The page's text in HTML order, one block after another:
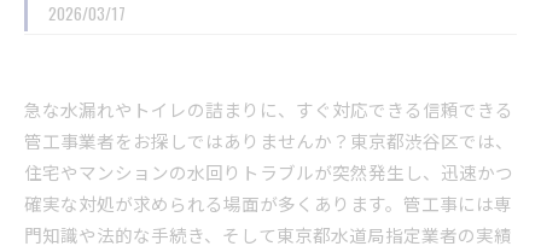
2026/03/17
急な水漏れやトイレの詰まりに、すぐ対応できる信頼できる
管工事業者をお探しではありませんか？東京都渋谷区では、
住宅やマンションの水回りトラブルが突然発生し、迅速かつ
確実な対処が求められる場面が多くあります。管工事には専
門知識や法的な手続き、そして東京都水道局指定業者の実績